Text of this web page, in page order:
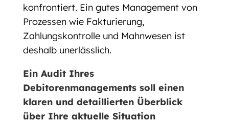
konfrontiert. Ein gutes Management von
Prozessen wie Fakturierung,
Zahlungskontrolle und Mahnwesen ist
deshalb unerlässlich.
Ein Audit Ihres
Debitorenmanagements soll einen
klaren und detaillierten Überblick
über Ihre aktuelle Situation